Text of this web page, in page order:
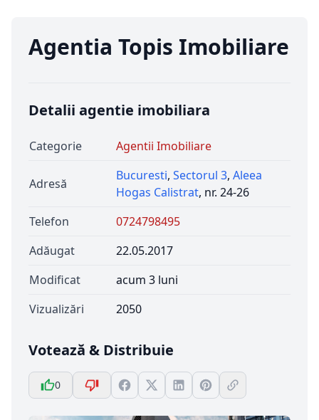
Agentia Topis Imobiliare
Detalii agentie imobiliara
Categorie Agentii Imobiliare
Adresă
Bucuresti, Sectorul 3, Aleea
Hogas Calistrat, nr. 24-26
Telefon
0724798495
Adăugat
22.05.2017
Modificat
acum 3 luni
Vizualizări
2050
Votează & Distribuie
0